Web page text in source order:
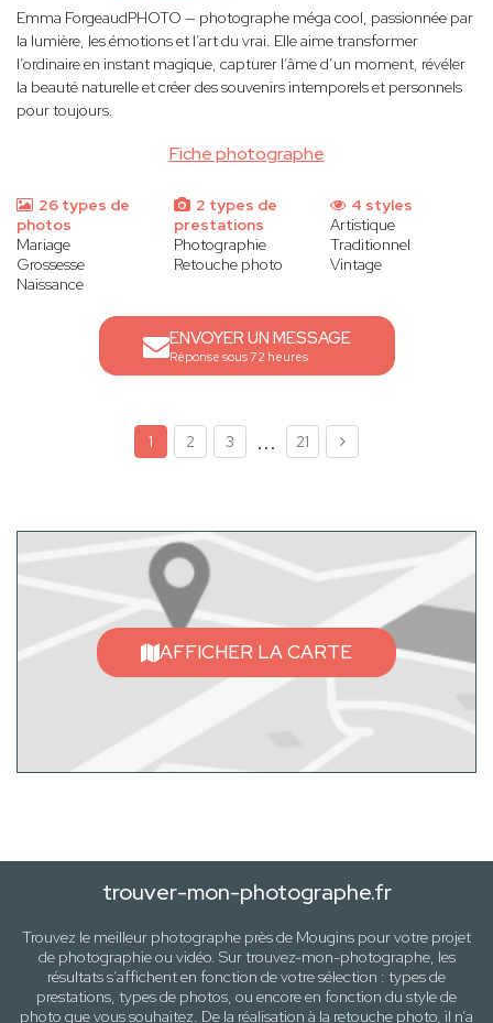
Fiche photographe
Emma ForgeaudPHOTO — photographe méga cool, passionnée par
la lumière, les émotions et l’art du vrai. Elle aime transformer
l’ordinaire en instant magique, capturer l’âme d’un moment, révéler
la beauté naturelle et créer des souvenirs intemporels et personnels
pour toujours.
26 types de
photos
Mariage
Grossesse
Naissance
2 types de
prestations
Photographie
Retouche photo
4 styles
Artistique
Traditionnel
Vintage
ENVOYER UN MESSAGE
Réponse sous 72 heures
1 2 3 ... 21
AFFICHER LA CARTE
trouver-mon-photographe.fr
Trouvez le meilleur photographe près de Mougins pour votre projet
de photographie ou vidéo. Sur trouvez-mon-photographe, les
résultats s’affichent en fonction de votre sélection : types de
prestations, types de photos, ou encore en fonction du stylede
photo que vous souhaitez. De la réalisation à la retouche photo, il n’a